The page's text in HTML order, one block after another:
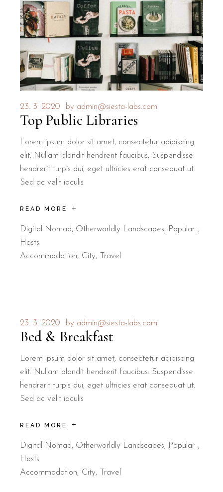
23. 3. 2020 by admin@siesta-labs.com
Top Public Libraries
Lorem ipsum dolor sit amet, consectetur adipiscing
elit. Nullam blandit hendrerit faucibus. Suspendisse
hendrerit turpis dui, eget ultricies erat consequat ut.
Sed ac velit iaculis
READ MORE
Digital Nomad, Otherworldly Landscapes, Popular
Hosts
Accommodation
City Travel
23. 3. 2020 by admin@siesta-labs.com
Bed & Breakfast
Lorem ipsum dolor sit amet, consectetur adipiscing
elit. Nullam blandit hendrerit faucibus. Suspendisse
hendrerit turpis dui, eget ultricies erat consequat ut.
Sed ac velit iaculis
READ MORE
Digital Nomad, Otherworldly Landscapes, Popular
Hosts
Accommodation
City Travel